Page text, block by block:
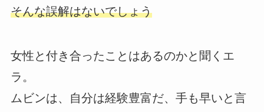
そんな誤解はないでしょう
女性と付き合ったことはあるのかと聞くエ
ラ。
ムビンは、自分は経験豊富だ、手も早いと言